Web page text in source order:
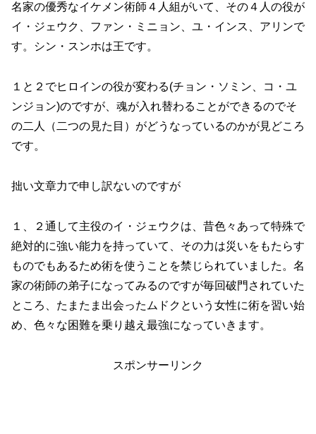
名家の優秀なイケメン術師４人組がいて、その４人の役が
イ・ジェウク、ファン・ミニョン、ユ・インス、アリンで
す。シン・スンホは王です。
１と２でヒロインの役が変わる(チョン・ソミン、コ・ユ
ンジョン)のですが、魂が入れ替わることができるのでそ
の二人（二つの見た目）がどうなっているのかが見どころ
です。
拙い文章力で申し訳ないのですが
１、２通して主役のイ・ジェウクは、昔色々あって特殊で
絶対的に強い能力を持っていて、その力は災いをもたらす
ものでもあるため術を使うことを禁じられていました。名
家の術師の弟子になってみるのですが毎回破門されていた
ところ、たまたま出会ったムドクという女性に術を習い始
め、色々な困難を乗り越え最強になっていきます。
スポンサーリンク